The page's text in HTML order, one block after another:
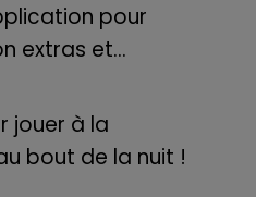
pour
extras et...
jouer à la
bout de la nuit !